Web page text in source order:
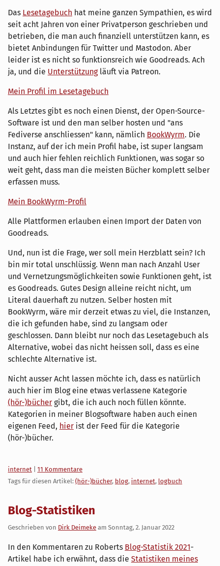
Das Lesetagebuch hat meine ganzen Sympathien, es wird
seit acht Jahren von einer Privatperson geschrieben und
betrieben, die man auch finanziell unterstützen kann, es
bietet Anbindungen für Twitter und Mastodon. Aber
leider ist es nicht so funktionsreich wie Goodreads. Ach
ja, und die Unterstützungläuft via Patreon.
Mein Profil im Lesetagebuch
Als Letztes gibt es noch einen Dienst, der Open-Source-
Software ist und den man selber hosten und "ans
Fediverse anschliessen" kann, nämlich BookWyrm. Die
Instanz, auf der ich mein Profil habe, ist super langsam
und auch hier fehlen reichlich Funktionen, was sogar so
weit geht, dass man die meisten Bücher komplett selber
erfassen muss.
Mein BookWyrm-Profil
Alle Plattformen erlauben einen Import der Daten von
Goodreads.
Und, nun ist die Frage, wer soll mein Herzblatt sein? Ich
bin mir total unschlüssig. Wenn man nach Anzahl User
und Vernetzungsmöglichkeiten sowie Funktionen geht, ist
es Goodreads. Gutes Design alleine reicht nicht, um
Literal dauerhaft zu nutzen. Selber hosten mit
BookWyrm, wäre mir derzeit etwas zu viel, die Instanzen,
die ich gefunden habe, sind zu langsam oder
geschlossen. Dann bleibt nur noch das Lesetagebuch als
Alternative, wobei das nicht heissen soll, dass es eine
schlechte Alternative ist.
Nicht ausser Acht lassen möchte ich, dass es natürlich
auch hier im Blog eine etwas verlassene Kategorie
(hör-)bücher gibt, die ich auch noch füllen könnte.
Kategorien in meiner Blogsoftware haben auch einen
eigenen Feed, hier ist der Feed für die Kategorie
(hör-)bücher.
Kategorien:
internet
11 Kommentare
Tags für diesen Artikel: (hör-)bücher, blog, internet, logbuch
Blog-Statistiken
Geschrieben von Dirk Deimeke am Sonntag, 2. Januar 2022
In den Kommentaren zu Roberts Blog-Statistik 2021-
Artikel habe ich erwähnt, dass die Statistiken meines